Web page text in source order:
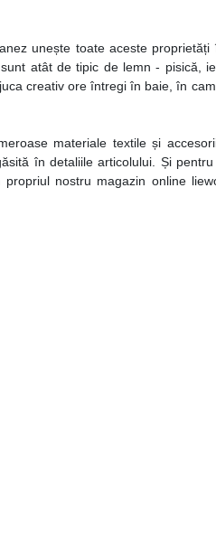
unește toate aceste
atât de tipic de lemn - pisică,
creativ ore întregi în baie, în
materiale textile și
în detaliile articolului. Și
nostru magazin online